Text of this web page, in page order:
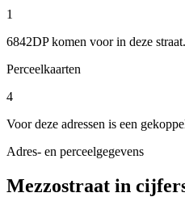
1
6842DP komen voor in deze straat.
Perceelkaarten
4
Voor deze adressen is een
Adres- en perceelgegevens
Mezzostraat in